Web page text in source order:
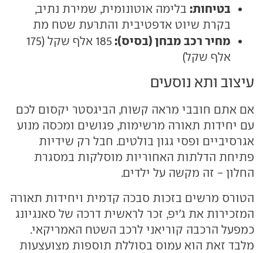
בטיחות: בלימה אוטונומית, שמירת נתיב,
בקרת שיוט אדפטיבית והתרעת שטח מת
מחיר רכב מבחן (בסיס):
185 אלף שקל (175
אלף שקל)
עיצוב ותא נוסעים
אם אתם חובבי מראה קשוח, הביגסטר יקסום לכם
עם יחידות תאורה מרשימות, פגושים ומכסה מנוע
אגרסיביים ופסי גגון בולטים. חבל רק שידיות
פתיחת הדלתות האחוריות מוסלקות במסגרת
החלון - זה מקשה על ילדים.
הטורס מרשים בזכות סבכה קדמית ויחידות תאורה
המזכירות את ג'יפ, זכר לראשית דרכה של סאנגיונג
כמפעל הרכבה קוריאני לרכב השטח האמריקאי.
מלבד זאת הוא עמוס בסוללת תוספות מצועצעות